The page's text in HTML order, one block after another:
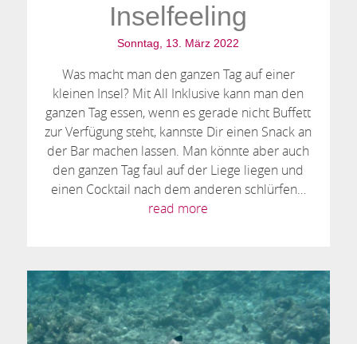
Inselfeeling
Sonntag, 13. März 2022
Was macht man den ganzen Tag auf einer
kleinen Insel? Mit All Inklusive kann man den
ganzen Tag essen, wenn es gerade nicht Buffett
zur Verfügung steht, kannste Dir einen Snack an
der Bar machen lassen. Man könnte aber auch
den ganzen Tag faul auf der Liege liegen und
einen Cocktail nach dem anderen schlürfen…
read more